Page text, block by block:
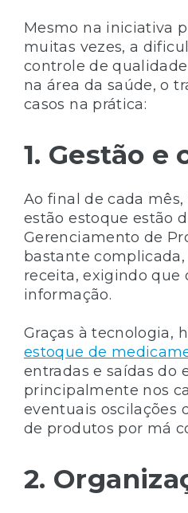
Mesmo na iniciativa
muitas vezes, a
controle de
na área da saúde, o
casos na prática:
1. Gestão
Ao final de cada
estão estoque estão
Gerenciamento de
bastante
receita, exigindo que
informação.
Graças à tecnologia,
estoque de
entradas e saídas do
principalmente nos
eventuais oscilações
de produtos por má
2.